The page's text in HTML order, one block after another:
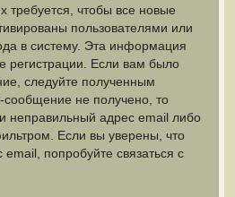
требуется, чтобы все новые
пользователями или
в систему. Эта информация
регистрации. Если вам было
следуйте полученным
сообщение не получено, то
неправильный адрес email либо
Если вы уверены, что
попробуйте связаться с